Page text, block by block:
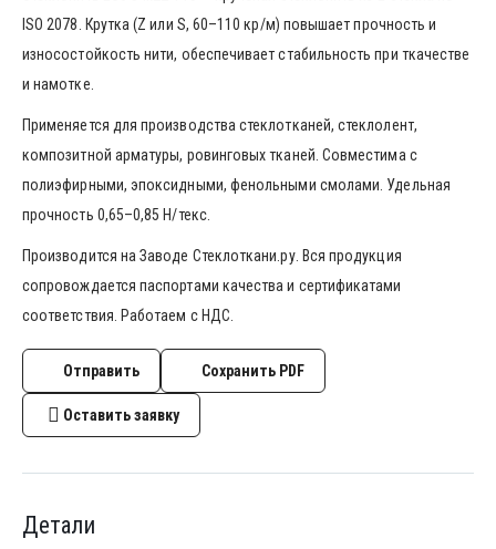
ISO 2078. Крутка (Z или S, 60–110 кр/м) повышает прочность и
износостойкость нити, обеспечивает стабильность при ткачестве
и намотке.
Применяется для производства стеклотканей, стеклолент,
композитной арматуры, ровинговых тканей. Совместима с
полиэфирными, эпоксидными, фенольными смолами. Удельная
прочность 0,65–0,85 Н/текс.
Производится на Заводе Стеклоткани.ру. Вся продукция
сопровождается паспортами качества и сертификатами
соответствия. Работаем с НДС.
Отправить Сохранить PDF
Оставить заявку
Детали